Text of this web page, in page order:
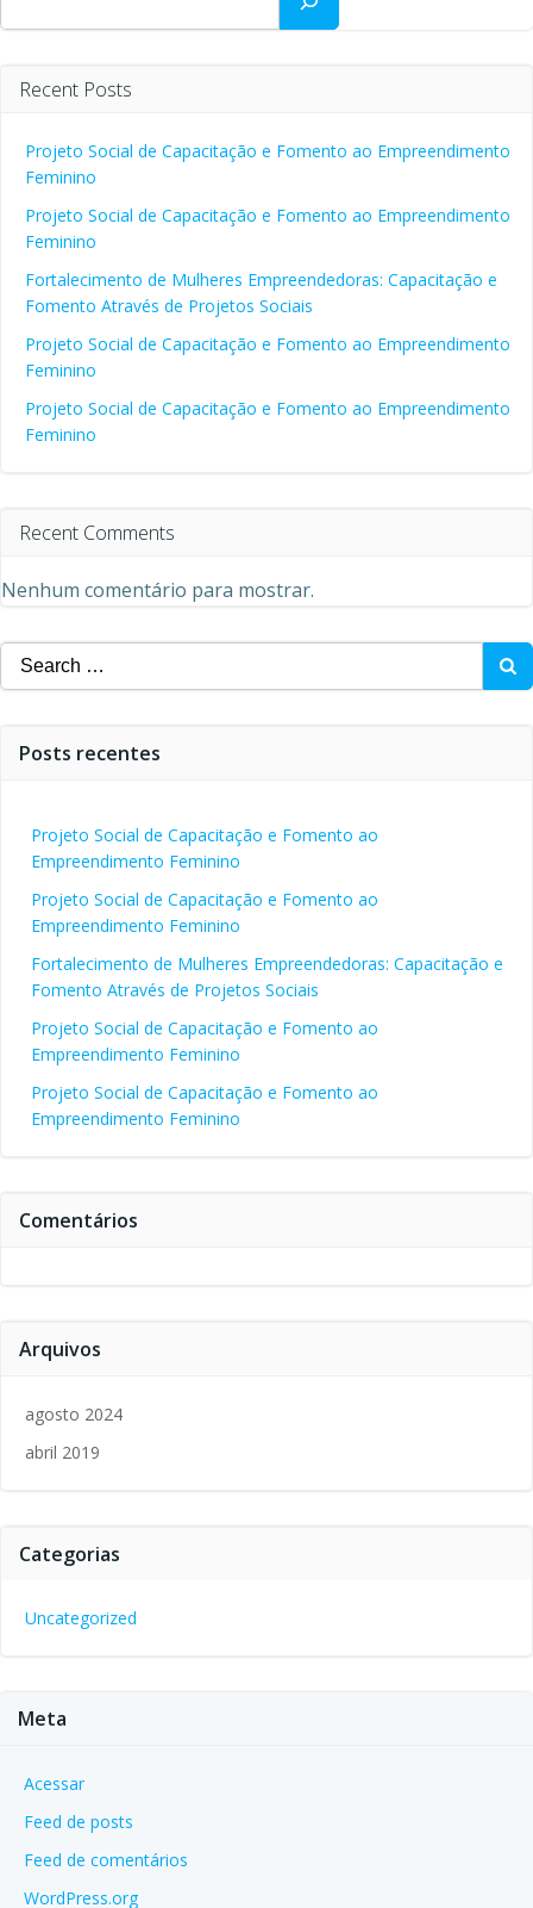
Recent Posts
Projeto Social de Capacitação e Fomento ao Empreendimento
Feminino
Projeto Social de Capacitação e Fomento ao Empreendimento
Feminino
Fortalecimento de Mulheres Empreendedoras: Capacitação e
Fomento Através de Projetos Sociais
Projeto Social de Capacitação e Fomento ao Empreendimento
Feminino
Projeto Social de Capacitação e Fomento ao Empreendimento
Feminino
Recent Comments
Nenhum comentário para mostrar.
Search
for:
Posts recentes
Projeto Social de Capacitação e Fomento ao
Empreendimento Feminino
Projeto Social de Capacitação e Fomento ao
Empreendimento Feminino
Fortalecimento de Mulheres Empreendedoras: Capacitação e
Fomento Através de Projetos Sociais
Projeto Social de Capacitação e Fomento ao
Empreendimento Feminino
Projeto Social de Capacitação e Fomento ao
Empreendimento Feminino
Comentários
Arquivos
agosto 2024
abril 2019
Categorias
Uncategorized
Meta
Acessar
Feed de posts
Feed de comentários
WordPress.org